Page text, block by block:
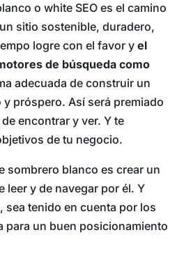
o white SEO es el camino
sitio sostenible, duradero,
logre con el favor yel
de búsqueda como
adecuada de construir un
próspero. Así será premiado
encontrar y ver. Y te
de tu negocio.
sombrero blanco es crear un
leer y de navegar por él. Y
sea tenido en cuenta por los
para un buen posicionamiento